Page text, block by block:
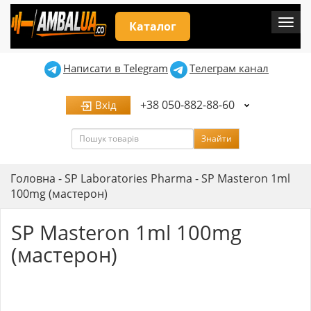
Каталог
Написати в Telegram Телеграм канал
Вхід +38 050-882-88-60
Пошук Знайти
Головна -SP Laboratories Pharma -SP Masteron 1ml
100mg (мастерон)
SP Masteron 1ml 100mg
(мастерон)